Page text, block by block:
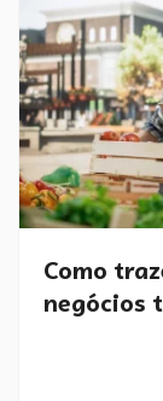
Como
negócios